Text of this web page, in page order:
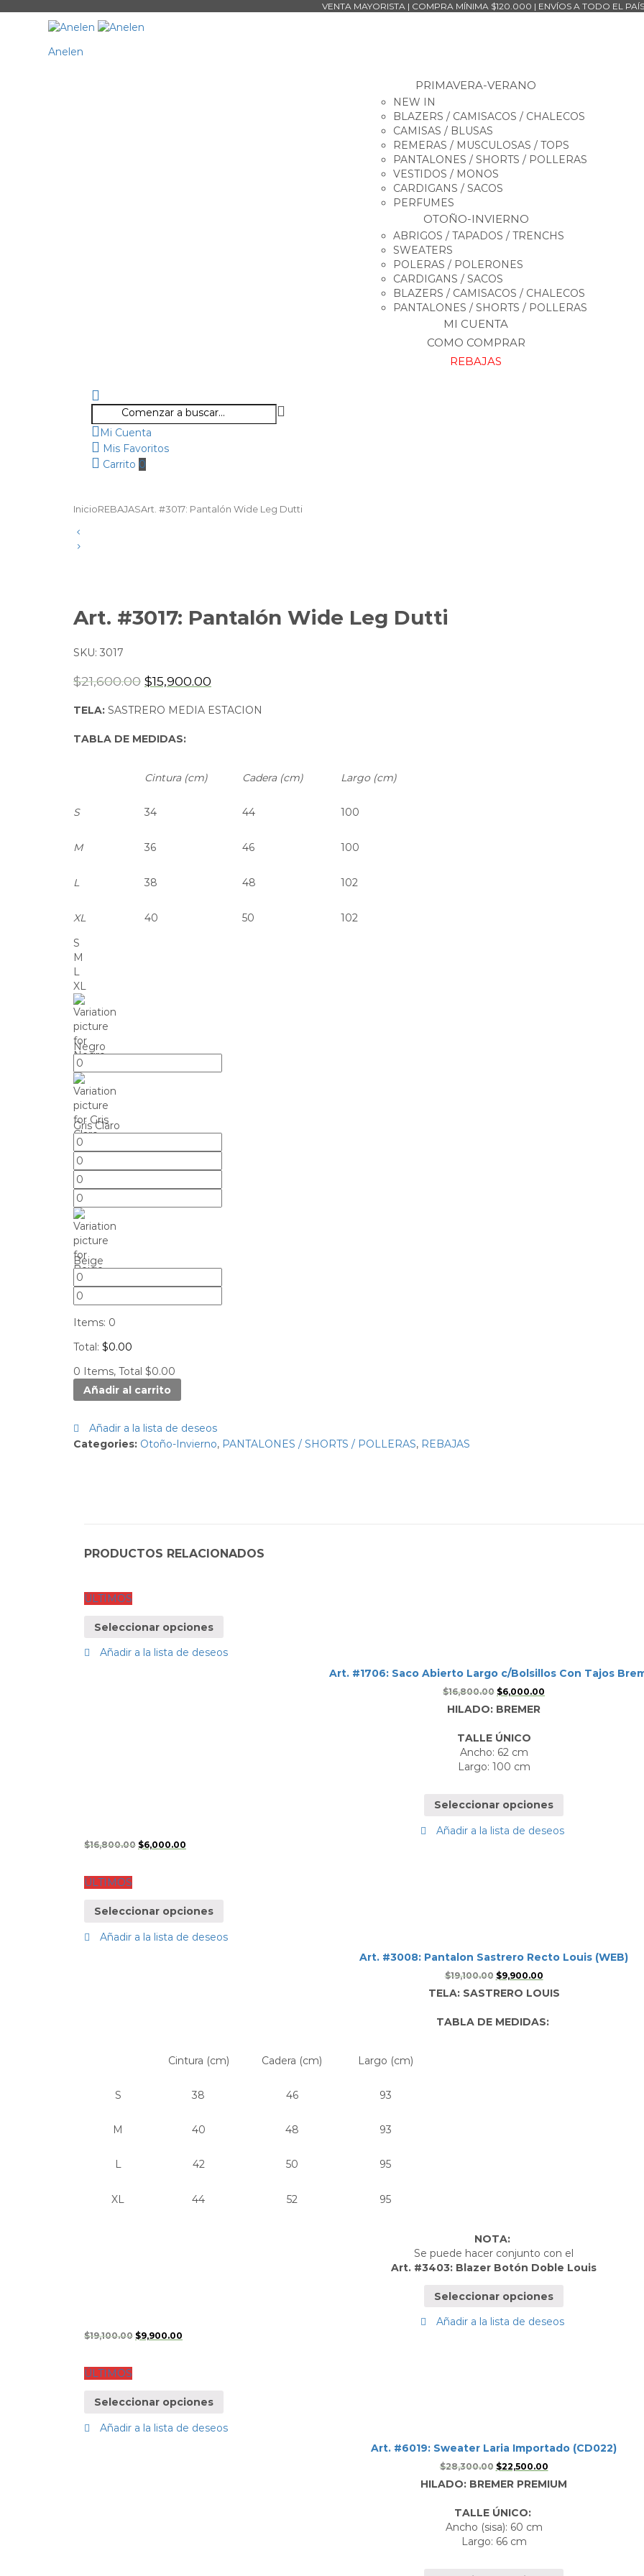
VENTA MAYORISTA | COMPRA MÍNIMA $120.000 | ENVÍOS A TODO EL PAÍS
Anelen
PRIMAVERA-VERANO
NEW IN
BLAZERS / CAMISACOS / CHALECOS
CAMISAS / BLUSAS
REMERAS / MUSCULOSAS / TOPS
PANTALONES / SHORTS / POLLERAS
VESTIDOS / MONOS
CARDIGANS / SACOS
PERFUMES
OTOÑO-INVIERNO
ABRIGOS / TAPADOS / TRENCHS
SWEATERS
POLERAS / POLERONES
CARDIGANS / SACOS
BLAZERS / CAMISACOS / CHALECOS
PANTALONES / SHORTS / POLLERAS
MI CUENTA
COMO COMPRAR
REBAJAS
Mi Cuenta
Mis Favoritos
Carrito 0
InicioREBAJASArt. #3017: Pantalón Wide Leg Dutti
Product
Art.
Art. #3017: Pantalón Wide Leg Dutti
SKU: 3017
$21,600.00 $15,900.00
TELA: SASTRERO MEDIA ESTACION
TABLA DE MEDIDAS:
Cintura (cm) Cadera (cm) Largo (cm)
S 34 44 100
M 36 46 100
L 38 48 102
XL 40 50
102
S
M
L
XL
Negro
Gris Claro
Beige
Items: 0
Total: $0.00
0 Items, Total $0.00
Añadir al carrito
Añadir a la lista de deseos
Categories: Otoño-Invierno, PANTALONES / SHORTS / POLLERAS, REBAJAS
PRODUCTOS RELACIONADOS
ÚLTIMOS
Seleccionar opciones
Añadir a la lista de deseos
Art. #1706: Saco Abierto Largo c/Bolsillos Con Tajos
$16,800.00 $6,000.00
HILADO: BREMER
TALLE ÚNICO
Ancho: 62 cm
Largo: 100 cm
Seleccionar opciones
Añadir a la lista de deseos
$16,800.00 $6,000.00
ÚLTIMOS
Seleccionar opciones
Añadir a la lista de deseos
Art. #3008: Pantalon Sastrero Recto Louis (WEB)
$19,100.00 $9,900.00
TELA: SASTRERO LOUIS
TABLA DE MEDIDAS:
Cintura (cm) Cadera (cm) Largo (cm)
S 38 46 93
M 40 48 93
L 42 50 95
XL 44 52 95
NOTA:
Se puede hacer conjunto con el
Art. #3403: Blazer Botón Doble Louis
Seleccionar opciones
Añadir a la lista de deseos
$19,100.00 $9,900.00
ÚLTIMOS
Seleccionar opciones
Añadir a la lista de deseos
Art. #6019: Sweater Laria Importado (CD022)
$28,300.00 $22,500.00
HILADO: BREMER PREMIUM
TALLE ÚNICO:
Ancho (sisa): 60 cm
Largo: 66 cm